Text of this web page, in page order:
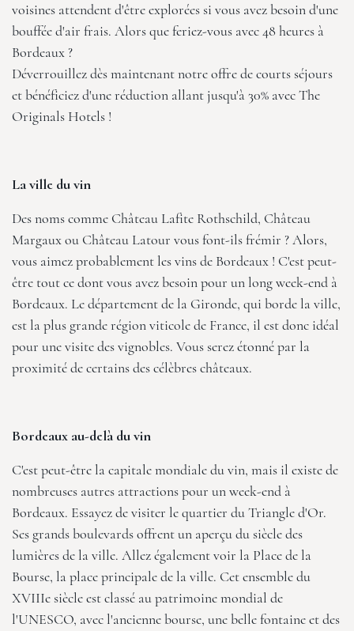
voisines attendent d'être explorées si vous avez besoin d'une
bouffée d'air frais. Alors que feriez-vous avec 48 heures à
Bordeaux ?
Déverrouillez dès maintenant notreoffre de courts séjours
et bénéficiez d'une réduction allant jusqu'à 30% avecThe
Originals Hotels !
La ville du vin
Des noms comme Château Lafite Rothschild, Château
Margaux ou Château Latour vous font-ils frémir ? Alors,
vous aimez probablement les vins de Bordeaux ! C'est peut-
être tout ce dont vous avez besoin pour un long week-end à
Bordeaux. Le département de la Gironde, qui borde la ville,
est la plus grande région viticole de France, il est donc idéal
pour une visite des vignobles. Vous serez étonné par la
proximité de certains des célèbres châteaux.
Bordeaux au-delà du vin
C'est peut-être la capitale mondiale du vin, mais il existe de
nombreuses autres attractions pour un week-end à
Bordeaux. Essayez de visiter le quartier du Triangle d'Or.
Ses grands boulevards offrent un aperçu du siècle des
lumières de la ville. Allez également voir la Place de la
Bourse, la place principale de la ville. Cet ensemble du
XVIIIe siècle est classé au patrimoine mondial de
l'UNESCO, avec l'ancienne bourse, une belle fontaine et des